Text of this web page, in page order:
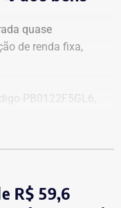
quase
de renda fixa,
PB0122F5GL6,
bancário no
R$ 59,6